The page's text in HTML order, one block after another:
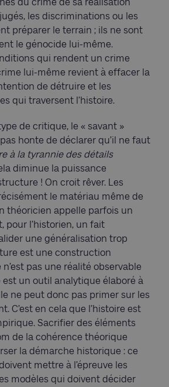
les discriminations ou les
préparer le terrain ; ils ne sont
le génocide lui-même.
qui rendent un crime
lui-même revient à effacer la
de détruire et les
qui traversent l’histoire.
de critique, le « savant »
pas honte de déclarer qu’il ne faut
à la tyrannie des détails
diminue la puissance
! On croit rêver. Les
le matériau même de
théoricien appelle parfois un
pour l’historien, un fait
une généralisation trop
est une construction
pas une réalité observable
un outil analytique élaboré à
ne peut donc pas primer sur les
C’est en cela que l’histoire est
Sacrifier des éléments
de la cohérence théorique
la démarche historique : ce
mettre à l’épreuve les
modèles qui doivent décider